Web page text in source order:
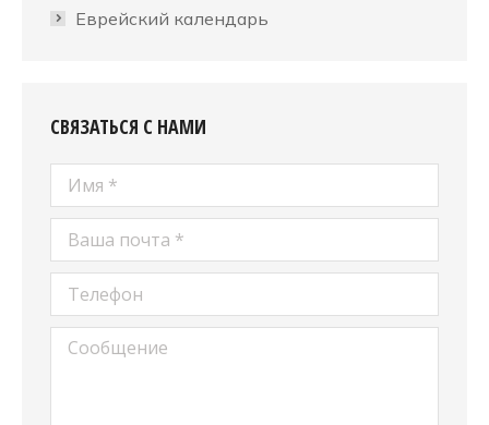
Еврейский календарь
СВЯЗАТЬСЯ С НАМИ
Имя *
Ваша почта *
Телефон
Сообщение